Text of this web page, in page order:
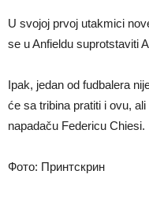
U svojoj prvoj utakmici
se u Anfieldu suprotstaviti
Ipak, jedan od fudbalera
će sa tribina pratiti i ovu,
napadaču Federicu Chiesi.
Фото: Принтскрин